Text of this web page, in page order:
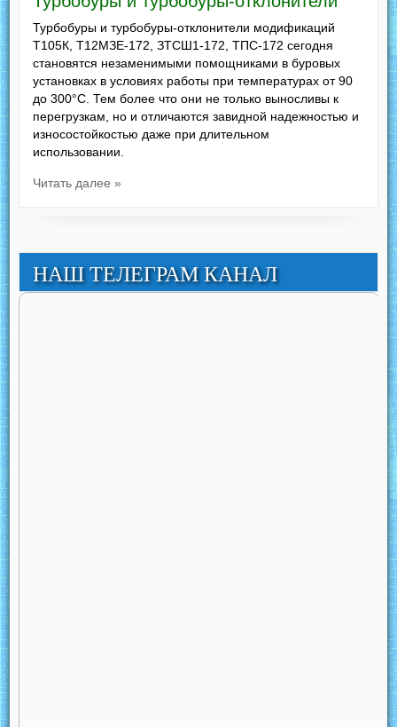
Турбобуры и турбобуры-отклонители модификаций
Т105К, Т12МЗЕ-172, ЗТСШ1-172, ТПС-172 сегодня
становятся незаменимыми помощниками в буровых
установках в условиях работы при температурах от 90
до 300°С. Тем более что они не только выносливы к
перегрузкам, но и отличаются завидной надежностью и
износостойкостью даже при длительном
использовании.
Читать далее »
НАШ ТЕЛЕГРАМ КАНАЛ